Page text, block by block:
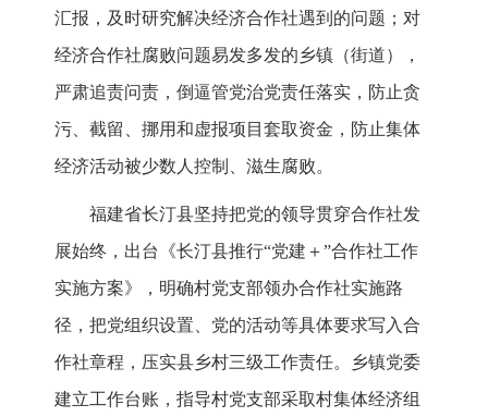
汇报，及时研究解决经济合作社遇到的问题；对
经济合作社腐败问题易发多发的乡镇（街道），
严肃追责问责，倒逼管党治党责任落实，防止贪
污、截留、挪用和虚报项目套取资金，防止集体
经济活动被少数人控制、滋生腐败。
福建省长汀县坚持把党的领导贯穿合作社发
展始终，出台《长汀县推行“党建＋”合作社工作
实施方案》，明确村党支部领办合作社实施路
径，把党组织设置、党的活动等具体要求写入合
作社章程，压实县乡村三级工作责任。乡镇党委
建立工作台账，指导村党支部采取村集体经济组